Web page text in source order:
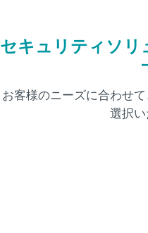
セキュリティソリ
お客様のニーズに合わせ
選択